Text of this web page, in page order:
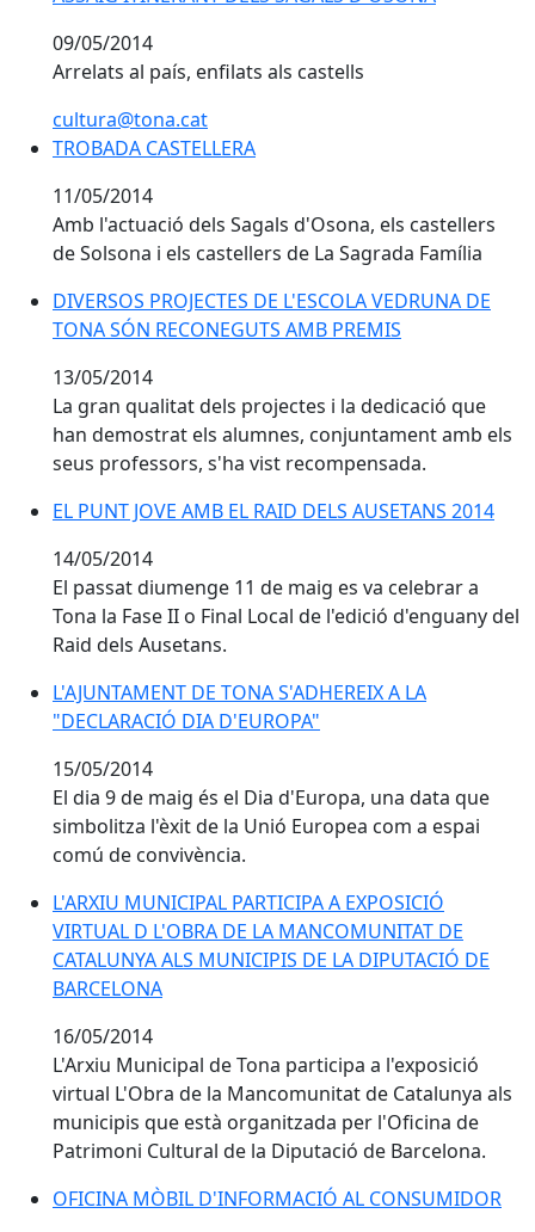
09/05/2014
Arrelats al país, enfilats als castells
cultura@tona.cat
TROBADA CASTELLERA
11/05/2014
Amb l'actuació dels Sagals d'Osona, els castellers
de Solsona i els castellers de La Sagrada Família
DIVERSOS PROJECTES DE L'ESCOLA VEDRUNA DE
TONA SÓN RECONEGUTS AMB PREMIS
DIVERSOS PROJECTES DE L'ESCOLA VEDRUNA DE
TONA SÓN RECONEGUTS AMB PREMIS
13/05/2014
La gran qualitat dels projectes i la dedicació que
han demostrat els alumnes, conjuntament amb els
seus professors, s'ha vist recompensada.
EL PUNT JOVE AMB EL RAID DELS AUSETANS 2014
EL PUNT JOVE AMB EL RAID DELS AUSETANS 2014
14/05/2014
El passat diumenge 11 de maig es va celebrar a
Tona la Fase II o Final Local de l'edició d'enguany del
Raid dels Ausetans.
L'AJUNTAMENT DE TONA S'ADHEREIX A LA
"DECLARACIÓ DIA D'EUROPA"
L'AJUNTAMENT DE TONA S'ADHEREIX A LA
"DECLARACIÓ DIA D'EUROPA"
15/05/2014
El dia 9 de maig és el Dia d'Europa, una data que
simbolitza l'èxit de la Unió Europea com a espai
comú de convivència.
L'ARXIU MUNICIPAL PARTICIPA A EXPOSICIÓ
VIRTUAL D L'OBRA DE LA MANCOMUNITAT DE
CATALUNYA ALS MUNICIPIS DE LA DIPUTACIÓ DE
BARCELONA
L'ARXIU MUNICIPAL PARTICIPA A EXPOSICIÓ
VIRTUAL D L'OBRA DE LA MANCOMUNITAT DE
CATALUNYA ALS MUNICIPIS DE LA DIPUTACIÓ DE
BARCELONA
16/05/2014
L'Arxiu Municipal de Tona participa a l'exposició
virtual L'Obra de la Mancomunitat de Catalunya als
municipis que està organitzada per l'Oficina de
Patrimoni Cultural de la Diputació de Barcelona.
OFICINA MÒBIL D'INFORMACIÓ AL CONSUMIDOR
OFICINA MÒBIL D'INFORMACIÓ AL CONSUMIDOR